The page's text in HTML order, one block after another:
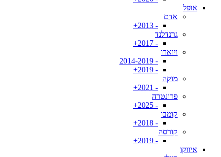
אופל
אדם
- 2013+
גרנדלנד
- 2017+
ויוארו
- 2014-2019
- 2019+
מוקה
- 2021+
פרונטרה
- 2025+
קומבו
- 2018+
קורסה
- 2019+
איווקו